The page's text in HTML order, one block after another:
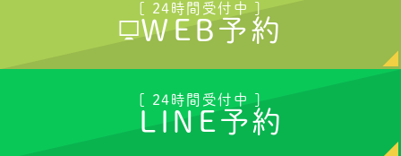
[ 24時間受付中 ]
WEB予約
[ 24時間受付中 ]
LINE予約